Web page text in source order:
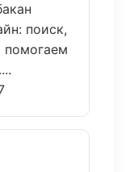
поиск,
помогаем